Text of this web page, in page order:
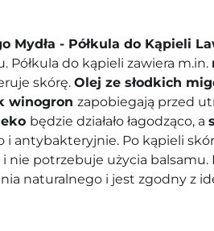
Mydła - Półkula do Kąpieli
Półkula do kąpieli zawiera m.in.
skórę. Olej ze słodkich
winogron zapobiegają przed
będzie działało łagodząco, a
i antybakteryjnie. Po kąpieli
i nie potrzebuje użycia balsamu.
naturalnego i jest zgodny z